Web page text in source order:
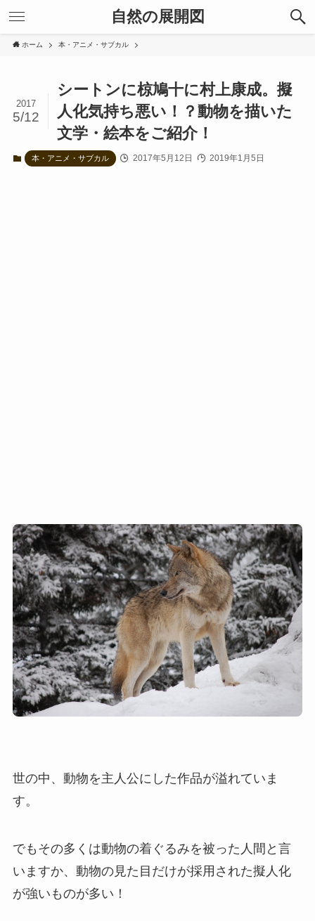
自然の展開図
ホーム 本・アニメ・サブカル
シートンに椋鳩十に村上康成。擬
人化気持ち悪い！？動物を描いた
文学・絵本をご紹介！
2017
5/12
本・アニメ・サブカル 2017年5月12日 2019年1月5日
世の中、動物を主人公にした作品が溢れていま
す。
でもその多くは動物の着ぐるみを被った人間と言
いますか、動物の見た目だけが採用された擬人化
が強いものが多い！